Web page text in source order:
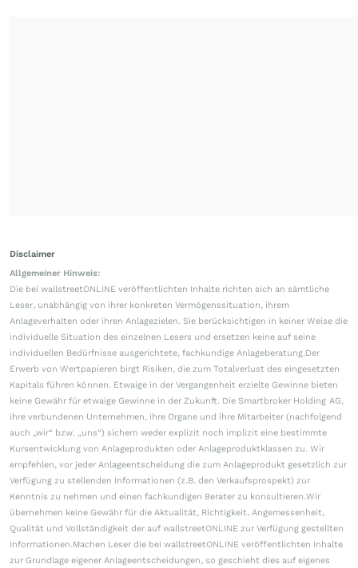
Disclaimer
Allgemeiner Hinweis:
Die bei wallstreetONLINE veröffentlichten Inhalte richten sich an sämtliche
Leser, unabhängig von ihrer konkreten Vermögenssituation, ihrem
Anlageverhalten oder ihren Anlagezielen. Sie berücksichtigen in keiner Weise die
individuelle Situation des einzelnen Lesers und ersetzen keine auf seine
individuellen Bedürfnisse ausgerichtete, fachkundige Anlageberatung.Der
Erwerb von Wertpapieren birgt Risiken, die zum Totalverlust des eingesetzten
Kapitals führen können. Etwaige in der Vergangenheit erzielte Gewinne bieten
keine Gewähr für etwaige Gewinne in der Zukunft. Die Smartbroker Holding AG,
ihre verbundenen Unternehmen, ihre Organe und ihre Mitarbeiter (nachfolgend
auch „wir“ bzw. „uns“) sichern weder explizit noch implizit eine bestimmte
Kursentwicklung von Anlageprodukten oder Anlageproduktklassen zu. Wir
empfehlen, vor jeder Anlageentscheidung die zum Anlageprodukt gesetzlich zur
Verfügung zu stellenden Informationen (z.B. den Verkaufsprospekt) zur
Kenntnis zu nehmen und einen fachkundigen Berater zu konsultieren.Wir
übernehmen keine Gewähr für die Aktualität, Richtigkeit, Angemessenheit,
Qualität und Vollständigkeit der auf wallstreetONLINE zur Verfügung gestellten
Informationen.Machen Leser die bei wallstreetONLINE veröffentlichten Inhalte
zur Grundlage eigener Anlageentscheidungen, so geschieht dies auf eigenes